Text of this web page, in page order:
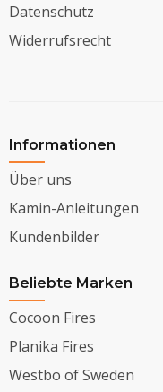
Datenschutz
Widerrufsrecht
Informationen
Über uns
Kamin-Anleitungen
Kundenbilder
Beliebte Marken
Cocoon Fires
Planika Fires
Westbo of Sweden